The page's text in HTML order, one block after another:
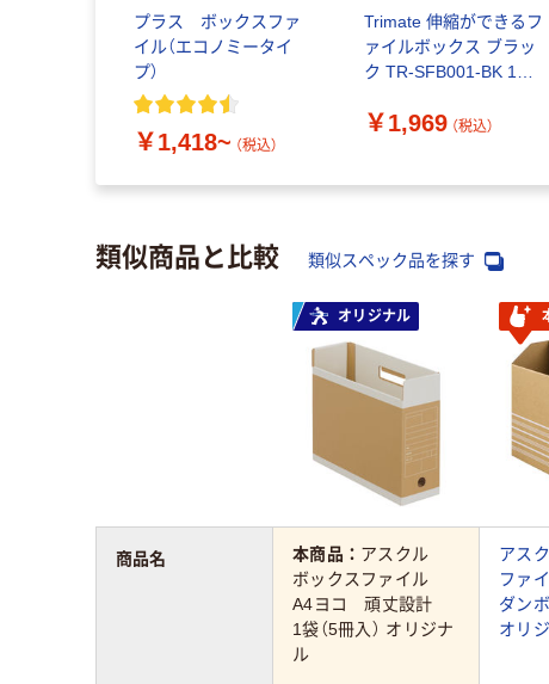
プラス ボックスファ
イル（エコノミータイ
プ）
￥1,418~ （税込）
Trimate 伸縮ができるフ
ァイルボックス ブラッ
ク TR-SFB001-BK 1個
￥1,969 （税込）
類似商品と比較 類似スペック品を探す
オリジナル
本商品： アスクル
ボックスファイル
A4ヨコ 頑丈設計
1袋（5冊入） オリジナ
ル
アス
ファ
ダン
オリ
商品名